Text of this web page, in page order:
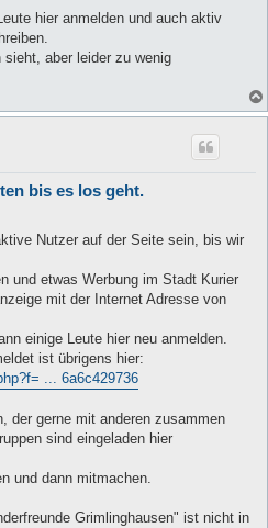
hier anmelden und auch aktiv
aber leider zu wenig
bis es los geht.
Nutzer auf der Seite sein, bis wir
und etwas Werbung im Stadt Kurier
mit der Internet Adresse von
einige Leute hier neu anmelden.
ist übrigens hier:
... 6a6c429736
der gerne mit anderen zusammen
sind eingeladen hier
und dann mitmachen.
Grimlinghausen" ist nicht in